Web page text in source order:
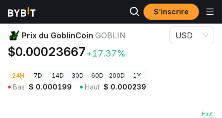
S’inscrire
Prix des cryptos Prix du GoblinCoin GOBLIN
Prix du GoblinCoin GOBLIN
$0.00023667+17.37%
USD
24H 7D 14D 30D 60D 200D 1Y
Bas $ 0.000199 Haut $ 0.000239